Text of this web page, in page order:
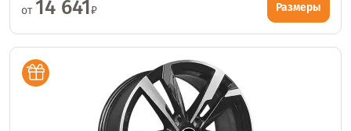
от14 641₽ Размеры